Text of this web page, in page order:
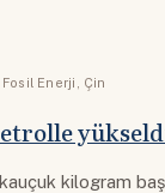
Fosil Enerji , Çin
kilogram